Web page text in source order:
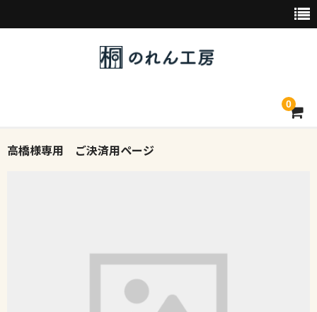
0
トップページ
高橋様専用 ご決済用ページ